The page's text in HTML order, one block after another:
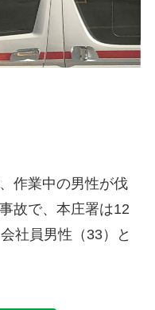
作業中の男性が伐
故で、本庄署は12
社員男性（33）と